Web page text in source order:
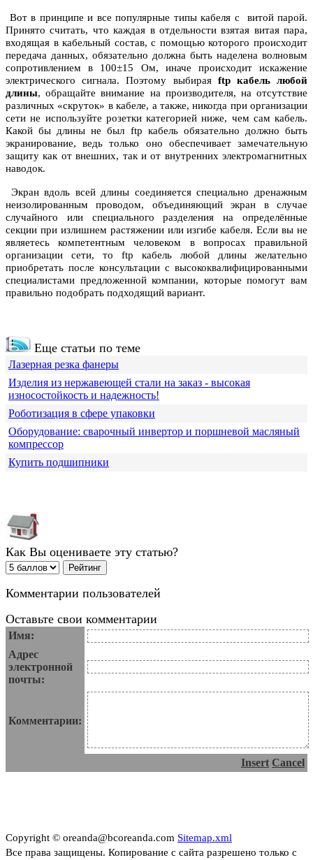
Вот в принципе и все популярные типы кабеля с витой парой.
Принято считать, что каждая в отдельности взятая витая пара,
входящая в кабельный состав, с помощью которого происходит
передача данных, обязательно должна быть наделена волновым
сопротивлением в 100±15 Ом, иначе происходит искажение
электрического сигнала. Поэтому выбирая ftp кабель любой
длины, обращайте внимание на производителя, на отсутствие
различных «скруток» в кабеле, а также, никогда при организации
сети не используйте розетки категорией ниже, чем сам кабель.
Какой бы длины не был ftp кабель обязательно должно быть
экранирование, ведь только оно обеспечивает замечательную
защиту как от внешних, так и от внутренних электромагнитных
наводок.
Экран вдоль всей длины соединяется специально дренажным
неизолированным проводом, объединяющий экран в случае
случайного или специального разделения на определённые
секции при излишнем растяжении или изгибе кабеля. Если вы не
являетесь компетентным человеком в вопросах правильной
организации сети, то ftp кабель любой длины желательно
приобретать после консультации с высококвалифицированными
специалистами предложенной компании, которые помогут вам
правильно подобрать подходящий вариант.
Еще статьи по теме
Лазерная резка фанеры
Изделия из нержавеющей стали на заказ - высокая
износостойкость и надежность!
Роботизация в сфере упаковки
Оборудование: сварочный инвертор и поршневой масляный
компрессор
Купить подшипники
Как Вы оцениваете эту статью?
Комментарии пользователей
Оставьте свои комментарии
Имя:
Адрес
электронной
почты:
Комментарии:
Insert Cancel
Copyright © oreanda@bcoreanda.com Sitemap.xml
Все права защищены. Копирование с сайта разрешено только с